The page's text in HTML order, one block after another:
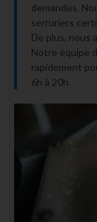
demandes.
serruriers
De plus, nous
Notre équipe
rapidement
6h à 20h.